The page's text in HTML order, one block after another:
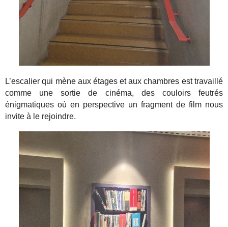
L’escalier qui mène aux étages et aux chambres est travaillé
comme une sortie de cinéma, des couloirs feutrés
énigmatiques où en perspective un fragment de film nous
invite à le rejoindre.